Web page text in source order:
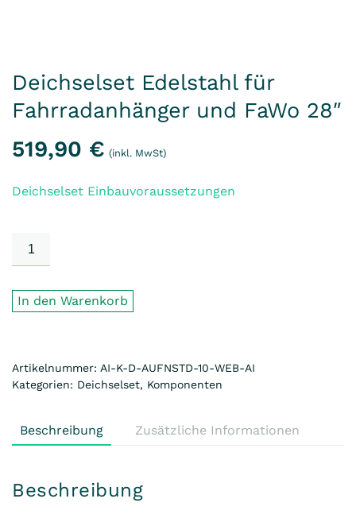
Deichselset Edelstahl für
Fahrradanhänger und FaWo 28″
519,90 € (inkl. MwSt)
Deichselset Einbauvoraussetzungen
Deichselset
Fahrradanhänger
Menge
In den Warenkorb
Artikelnummer: AI-K-D-AUFNSTD-10-WEB-AI
Kategorien: Deichselset, Komponenten
Beschreibung Zusätzliche Informationen
Beschreibung